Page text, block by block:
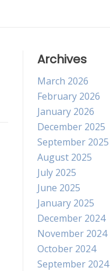
Archives
March 2026
February 2026
January 2026
December 2025
September 2025
August 2025
July 2025
June 2025
January 2025
December 2024
November 2024
October 2024
September 2024